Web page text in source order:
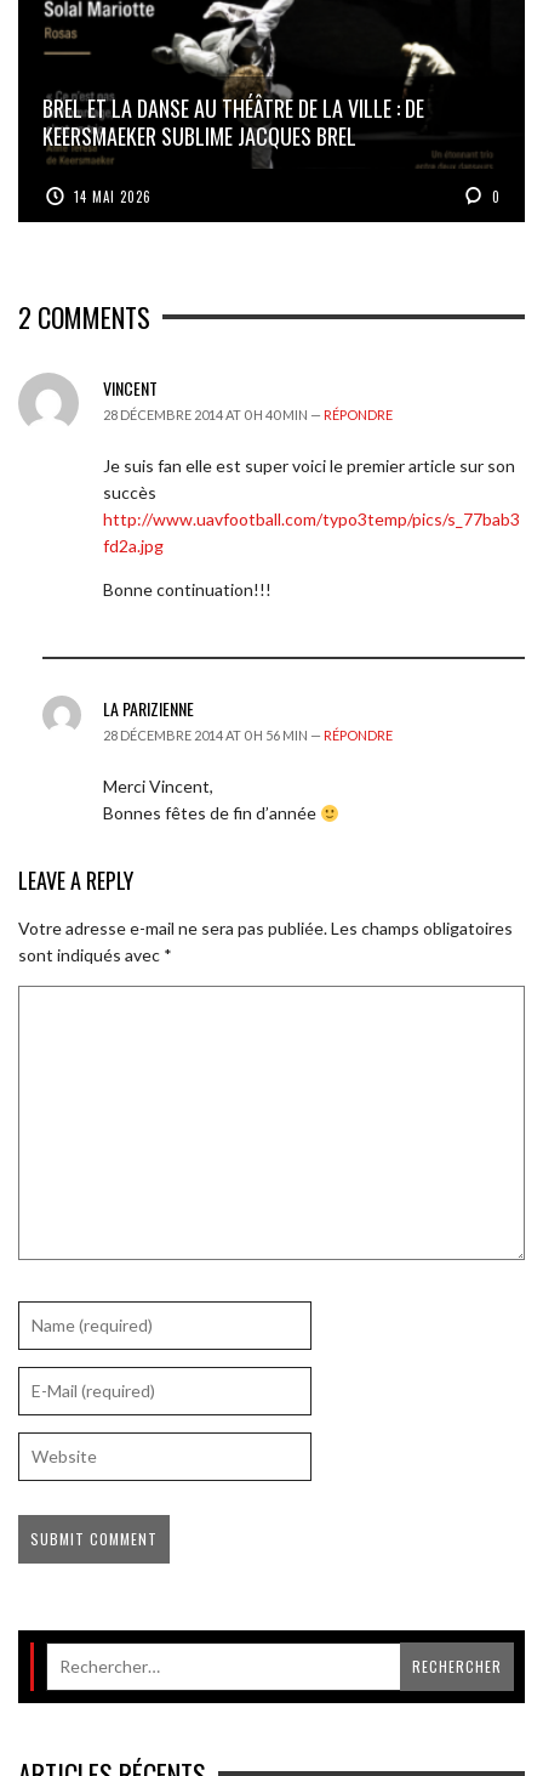
BREL ET LA DANSE AU THÉÂTRE DE LA VILLE : DE
KEERSMAEKER SUBLIME JACQUES BREL
14 MAI 2026 0
2 COMMENTS
VINCENT
28 DÉCEMBRE 2014 AT 0 H 40 MIN — RÉPONDRE
Je suis fan elle est super voici le premier article sur son
succès
http://www.uavfootball.com/typo3temp/pics/s_77bab3
fd2a.jpg
Bonne continuation!!!
LA PARIZIENNE
28 DÉCEMBRE 2014 AT 0 H 56 MIN — RÉPONDRE
Merci Vincent,
Bonnes fêtes de fin d’année
LEAVE A REPLY
Votre adresse e-mail ne sera pas publiée.Les champs obligatoires
sont indiqués avec *